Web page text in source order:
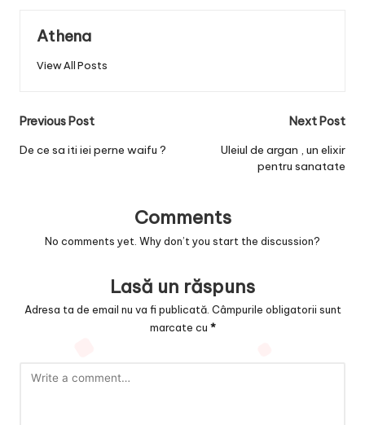
Athena
View All Posts
Post
navigation
Previous Post
De ce sa iti iei perne waifu ?
Next Post
Uleiul de argan , un elixir
pentru sanatate
Comments
No comments yet. Why don’t you start the discussion?
Lasă un răspuns
Adresa ta de email nu va fi publicată. Câmpurile obligatorii sunt
marcate cu *